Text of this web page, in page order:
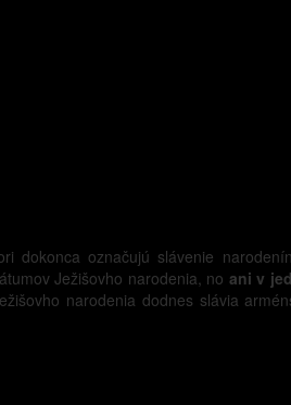
dokonca označujú slávenie
Ježišovho narodenia, no ani v
narodenia dodnes slávia